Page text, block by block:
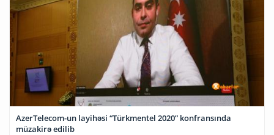
AzerTelecom-un layihəsi “Türkmentel 2020” konfransında
müzakirə edilib